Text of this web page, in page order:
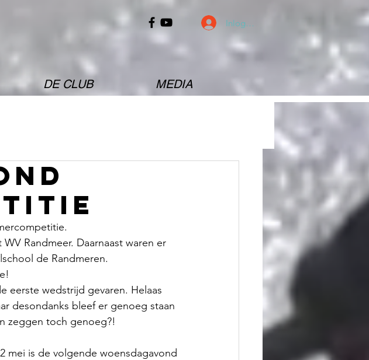
Inloggen
DE CLUB MEDIA
Randmeer. Daarnaast waren er
de Randmeren.
eerste wedstrijd gevaren. Helaas
desondanks bleef er genoeg staan
zeggen toch genoeg?!
mei is de volgende woensdagavond